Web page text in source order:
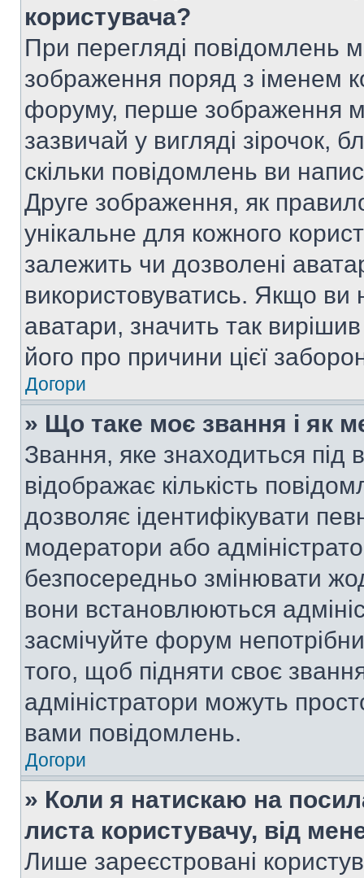
користувача?
При перегляді повідомлень
зображення поряд з іменем
форуму, перше зображення
зазвичай у вигляді зірочок,
скільки повідомлень ви
Друге зображення, як
унікальне для кожного
залежить чи дозволені
використовуватись. Якщо ви
аватари, значить так
його про причини цієї
Догори
» Що таке моє звання і як
Звання, яке знаходиться
відображає кількість
дозволяє ідентифікувати
модератори або
безпосередньо змінювати
вони встановлюються
засмічуйте форум
того, щоб підняти своє
адміністратори можуть
вами повідомлень.
Догори
» Коли я натискаю на
листа користувачу, від
Лише зареєстровані